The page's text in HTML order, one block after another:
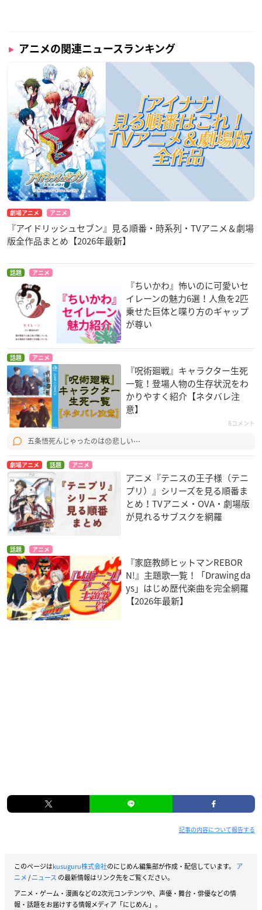
アニメの関連ニュースランキング
劇場アニメ アニメ
『アイドリッシュセブン』見る順番・時系列・TVアニメ＆劇場
版全作品まとめ【2026年最新】
話題 アニメ
『ちいかわ』怖いのに可愛いセ
イレーンの魅力6選！人魚を2匹
乗せた巨体と喋り方のギャップ
が尊い
話題 アニメ
『呪術廻戦』キャラクター生死
一覧！登場人物の生存状況をわ
かりやすく紹介【ネタバレ注
意】
8コメント
五条悟死んじゃったのは😞悲しい⋯
劇場アニメ 話題 アニメ
アニメ『テニスの王子様（テニ
プリ）』シリーズを見る順番ま
とめ！TVアニメ・OVA・劇場版
が見れるサブスクを網羅
話題 アニメ
『家庭教師ヒットマンREBOR
N!』主題歌一覧！「Drawing da
ys」はじめ歴代楽曲を完全網羅
【2026年最新】
記事の内容について報告する
このページはkusuguru株式会社のにじめん編集部が作成・配信しています。 ア
ニメ/ニュース の最新情報はリンク先をご覧ください。
アニメ・ゲーム・漫画などの2次元コンテンツや、声優・舞台・俳優などの情
報・話題をお届けする情報メディア「にじめん」。